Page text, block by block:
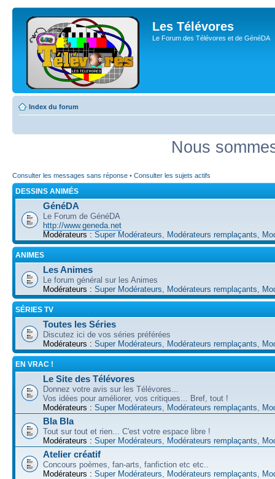
Les Télévores
Le Forum des Télévores et de GénéDA
Index du forum
Nous
Consulter les messages sans réponse • Consulter les sujets actifs
DESSINS ANIMÉS
GénéDA
Le Forum de GénéDA
http://www.geneda.net
Modérateurs : Super Modérateurs Modérateurs remplaçants
ANIMES
Les Animes
Le forum général sur les Animes
Modérateurs : Super Modérateurs Modérateurs remplaçants
SÉRIES TV
Toutes les Séries
Discutez ici de vos séries préférées
Modérateurs : Super Modérateurs Modérateurs remplaçants
EN VRAC !
Le Site des Télévores
Donnez votre avis sur les Télévores...
Vos idées pour améliorer, vos critiques... Bref, tout !
Modérateurs : Super Modérateurs Modérateurs remplaçants
Bla Bla
Tout sur tout et rien... C'est votre espace libre !
Modérateurs : Super Modérateurs Modérateurs remplaçants
Atelier créatif
Concours poèmes, fan-arts, fanfiction etc etc..
Modérateurs : Super Modérateurs Modérateurs remplaçants